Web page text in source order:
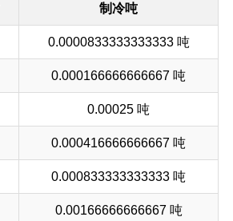
制冷吨
0.0000833333333333 吨
0.000166666666667 吨
0.00025 吨
0.000416666666667 吨
0.000833333333333 吨
0.00166666666667 吨